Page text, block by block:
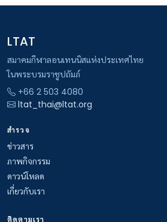
LTAT
สมาคมกีฬาลอนเทนนิสแห่งประเทศไทย
ในพระบรมราชูปถัมภ์
+66 2 503 4080
ltat_thai@ltat.org
สำรวจ
ข่าวสาร
ภาพกิจกรรม
ดาวน์โหลด
เกี่ยวกับเรา
ติดตามเรา